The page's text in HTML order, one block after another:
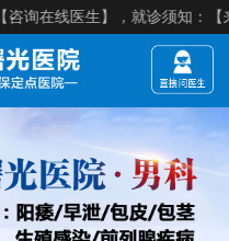
线医生】，就诊须知：【来